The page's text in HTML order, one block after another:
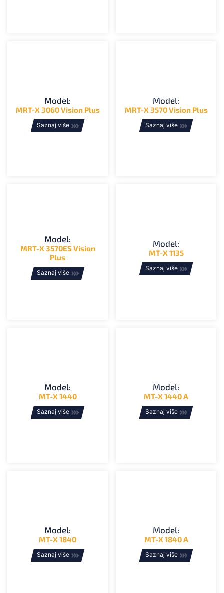
Model:
MRT-X 3060 Vision Plus
Saznaj više
Model:
MRT-X 3570 Vision Plus
Saznaj više
Model:
MRT-X 3570ES Vision
Plus
Saznaj više
Model:
MT-X 1135
Saznaj više
Model:
MT-X 1440
Saznaj više
Model:
MT-X 1440 A
Saznaj više
Model:
MT-X 1840
Saznaj više
Model:
MT-X 1840 A
Saznaj više